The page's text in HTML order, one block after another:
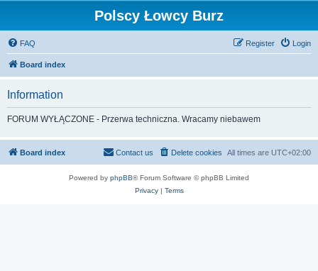
Polscy Łowcy Burz
FAQ Login
Register
Board index
Information
FORUM WYŁĄCZONE - Przerwa techniczna. Wracamy niebawem
Board index All times are UTC+02:00
Delete cookies
Contact us
Powered by phpBB® Forum Software © phpBB Limited
Privacy| Terms